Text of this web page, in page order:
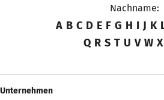
Nachname:
A B C D E F G H I J K
Q R S T U V W X
Unternehmen